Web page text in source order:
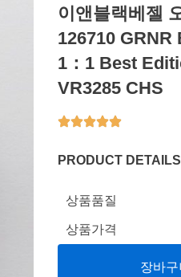
이앤블랙베젤
126710
1：1 Best
VR3285 CHS
PRODUCT DETAILS
상품품질
상품가격
장바구